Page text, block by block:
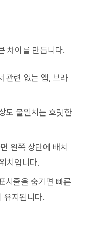
차이를 만듭니다.
관련 없는 앱, 브라
도 불일치는 흐릿한
왼쪽 상단에 배치
치입니다.
시줄을 숨기면 빠른
유지됩니다.